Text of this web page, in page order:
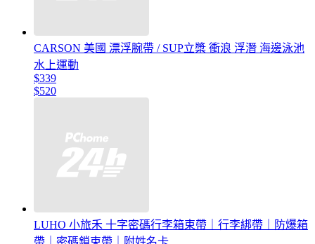
CARSON 美國 漂浮腕帶 / SUP立槳 衝浪 浮潛 海邊泳池
水上運動
$339
$520
LUHO 小旅禾 十字密碼行李箱束帶｜行李綁帶｜防爆箱